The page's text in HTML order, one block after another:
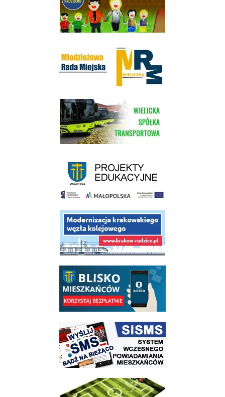
link do strony Wielickiej Spółki Transportowej
link do opisu projektu budowy linii kolejowej Krakow Rudzice
link do opisu aplikacji - BLISKO, Gmina Wieliczka w aplikacji Blisko
link do strony systemu wczesnego ostrzegania mieszkańców SISMS
link do opisu projektu Wielickie Orliki